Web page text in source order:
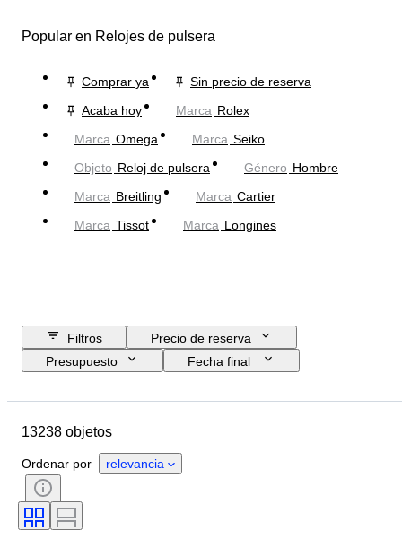
Popular en Relojes de pulsera
Comprar ya
Sin precio de reserva
Acaba hoy
Marca Rolex
Marca Omega Marca Seiko
Objeto Reloj de pulsera Género Hombre
Marca Breitling Marca Cartier
Marca Tissot Marca Longines
Filtros
Precio de reserva
Presupuesto
Fecha final
Longitud de la correa del reloj
País de origen
Género
Estado
Certificado
Idioma
13238 objetos
Ordenar por relevancia